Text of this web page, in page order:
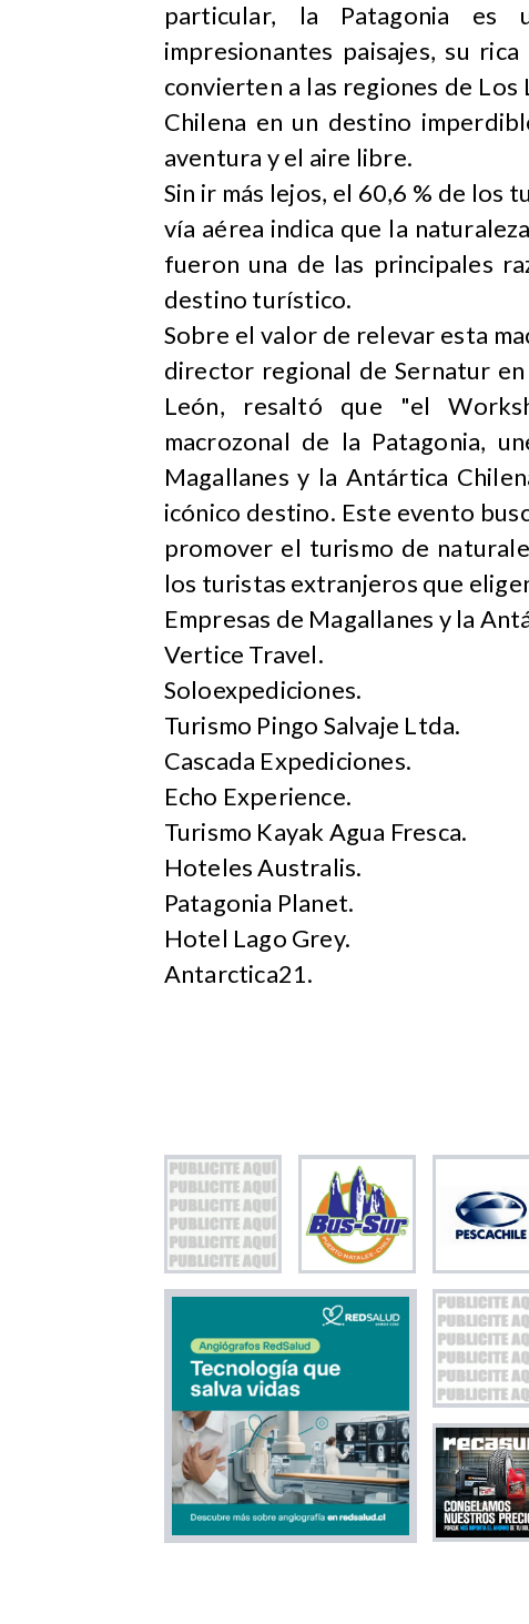
particular, la Patagonia
impresionantes paisajes, su
convierten a las regiones de Los
Chilena en un destino
aventura y el aire libre.
Sin ir más lejos, el 60,6 % de los
vía aérea indica que la
fueron una de las principales
destino turístico.
Sobre el valor de relevar esta
director regional de Sernatur
León, resaltó que "el
macrozonal de la Patagonia,
Magallanes y la Antártica
icónico destino. Este evento
promover el turismo de
los turistas extranjeros que
Empresas de Magallanes y la
Vertice Travel.
Soloexpediciones.
Turismo Pingo Salvaje Ltda.
Cascada Expediciones.
Echo Experience.
Turismo Kayak Agua Fresca.
Hoteles Australis.
Patagonia Planet.
Hotel Lago Grey.
Antarctica21.